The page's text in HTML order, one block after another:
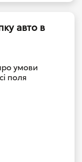
авто в
умови
поля